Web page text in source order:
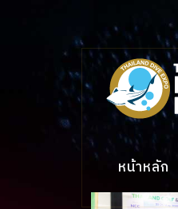
หน้าหลัก